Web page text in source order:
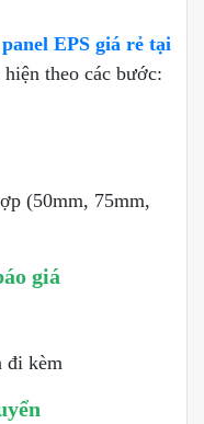
EPS giá rẻ tại
theo các bước:
(50mm, 75mm,
giá
đi kèm